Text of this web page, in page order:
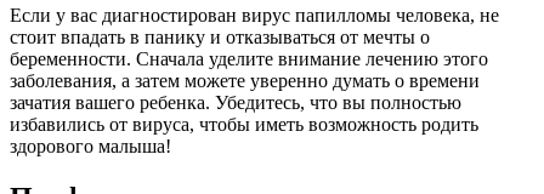
Если у вас диагностирован вирус папилломы человека, не
стоит впадать в панику и отказываться от мечты о
беременности. Сначала уделите внимание лечению этого
заболевания, а затем можете уверенно думать о времени
зачатия вашего ребенка. Убедитесь, что вы полностью
избавились от вируса, чтобы иметь возможность родить
здорового малыша!